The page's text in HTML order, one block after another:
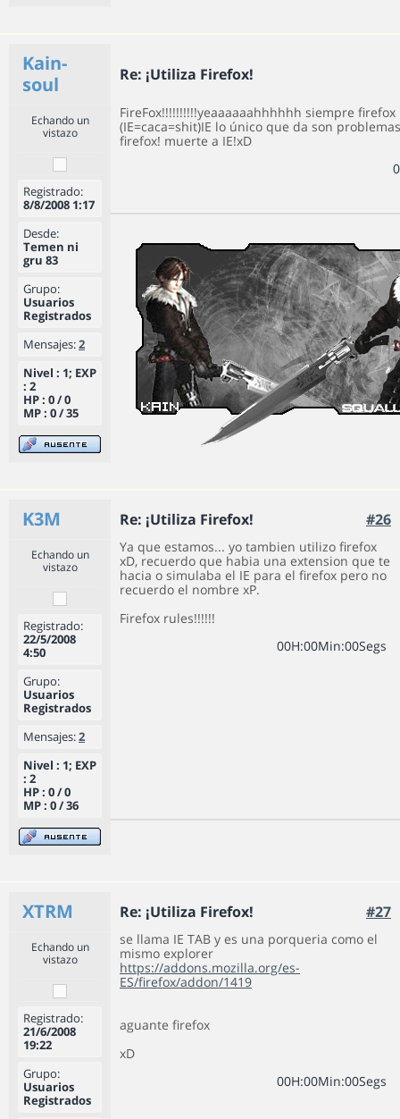
Kain-
soul
Re: ¡Utiliza Firefox!
Echando un
vistazo
Registrado:
8/8/2008 1:17
Desde:
Temen ni
gru 83
Grupo:
Usuarios
Registrados
Mensajes:2
Nivel : 1; EXP
: 2
HP : 0 / 0
MP : 0 / 35
FireFox!!!!!!!!!!yeaaaaaahhhhhh siempre firefox
(IE=caca=shit)IE lo único que da son
firefox! muerte a IE!xD
0
K3M Re: ¡Utiliza Firefox! #26
Echando un
vistazo
Registrado:
22/5/2008
4:50
Grupo:
Usuarios
Registrados
Mensajes:2
Nivel : 1; EXP
: 2
HP : 0 / 0
MP : 0 / 36
Ya que estamos... yo tambien utilizo firefox
xD, recuerdo que habia una extension que te
hacia o simulaba el IE para el firefox pero no
recuerdo el nombre xP.
Firefox rules!!!!!!
00H:00Min:00Segs
XTRM Re: ¡Utiliza Firefox! #27
Echando un
vistazo
Registrado:
21/6/2008
19:22
Grupo:
Usuarios
Registrados
se llama IE TAB y es una porqueria como el
mismo explorer
https://addons.mozilla.org/es-
ES/firefox/addon/1419
aguante firefox
xD
00H:00Min:00Segs